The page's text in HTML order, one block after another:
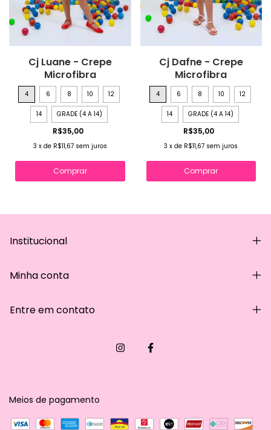
Cj Luane - Crepe
Microfibra
4 6 8 10 12
14 GRADE (4 A 14)
R$35,00
3 x de R$11,67 sem juros
Comprar
Cj Dafne - Crepe
Microfibra
4 6 8 10 12
14 GRADE (4 A 14)
R$35,00
3 xde R$11,67 sem juros
Comprar
Institucional
Minha conta
Entre em contato
Meios de pagamento